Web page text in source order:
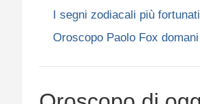
I segni zodiacali più
Oroscopo Paolo Fox